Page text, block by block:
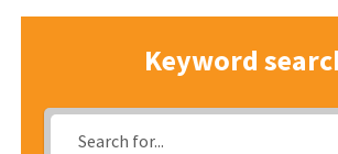
Keyword